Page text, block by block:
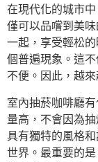
在現代化的城市
僅可以品嚐到美
一起，享受輕松
個普遍現象。這
不便。因此，越
室內抽菸咖啡廳
量高，不會因為
具有獨特的風格
世界。最重要的